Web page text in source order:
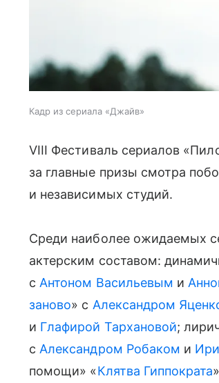
Кадр из сериала «Джайв»
VIII Фестиваль сериалов
за главные призы смотра
и независимых студий.
Среди наиболее ожидаемых
актерским составом:
сАнтоном Васильевым и
заново» с Александром
и Глафирой Тархановой;
сАлександром Робаком и
помощи» «Клятва Гиппократа